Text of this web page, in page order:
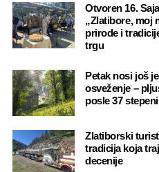
Otvoren 16.
„Zlatibore, moj
prirode i
trgu
Petak nosi još
osveženje –
posle 37 stepeni
Zlatiborski
tradicija koja
decenije